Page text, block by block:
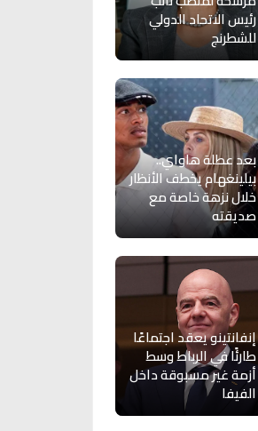
رئيس الاتحاد الدولي
للشطرنج
بعد عطلة هاواي..
بيلينغهام يخطف الأنظار
خلال نزهة خاصة مع
صديقته
إنفانتينو يعقد اجتماعًا
طارئًا في الرباط وسط
أزمة غير مسبوقة داخل
الفيفا